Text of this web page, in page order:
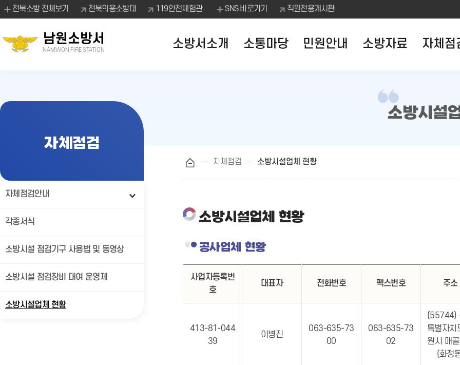
전북소방 전체보기 전북의용소방대 119안전체험관 SNS 바로가기 직원전용게시판
남원소방서
NAMWON FIRE STATION 소방서소개 소통마당 민원안내 소방자료 자체점
자체점검
자체점검안내
각종서식
소방시설 점검기구 사용법 및 동영상
소방시설 점검장비 대여 운영제
소방시설업체 현황
소방시설
자체점검 소방시설업체 현황
소방시설업체 현황
공사업체 현황
사업자등록번
호
대표자 전화번호 팩스번호 주소
413-81-044
39
이병진
063-635-73
00
063-635-73
02
(55744)
특별자치
원시 매
(화정